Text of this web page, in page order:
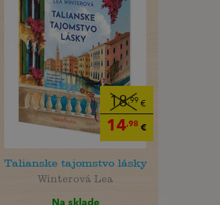
18,99 €
14,98€
Talianske tajomstvo lásky
Winterová Lea
Na sklade